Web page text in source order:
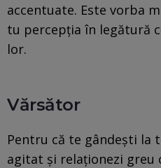
accentuate. Este vorba
tu percepția în legătură
lor.
Vărsător
Pentru că te gândești la
agitat și relaționezi greu